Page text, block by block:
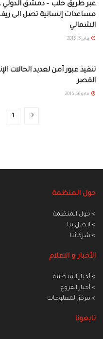
عبر طريق حلب – دمشق الدولي
مساعدات إنسانية تصل الى
الشمالي
يناير 5, 2015
تنفيذ عبور آمن لعديد الحالات
القصر
مايو 26, 2015
1
حول المنظمة
> حول المنظمة
> اتصل بنا
> شركائنا
الأخبار و الاعلام
> أخبار المنطمة
> أخبار الفروع
> مركز المعلومات
تابعونا